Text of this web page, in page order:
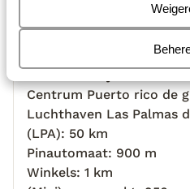
Afstanden
Centrum Puerto rico de
Luchthaven Las Palmas
(LPA): 50 km
Pinautomaat: 900 m
Winkels: 1 km